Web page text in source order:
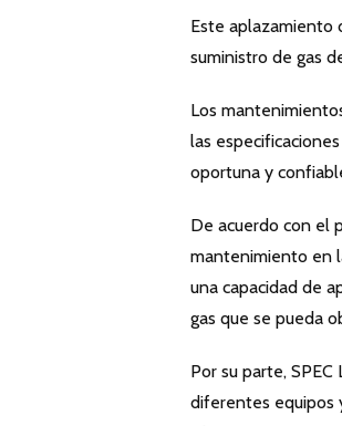
Este aplazamiento
suministro de gas
Los
las
oportuna y
De acuerdo con el
mantenimiento en
una capacidad de
gas que se pueda
Por su parte,
diferentes equipos